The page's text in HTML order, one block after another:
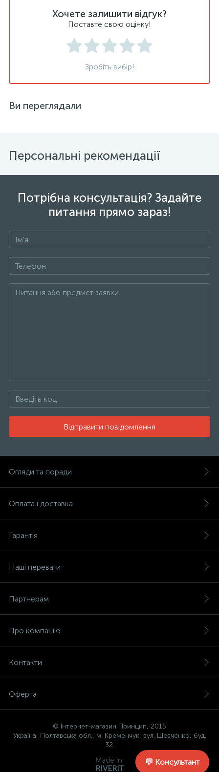
Хочете залишити відгук?
Поставте свою оцінку!
Зробіть вибір!
Ви переглядали
Персональні рекомендації
Потрібна консультація? Задайте
питання прямо зараз!
Відправити повідомлення
Огляди та поради
Оплата і доставка
Гарантія
Наші переваги
Партнерам
Про компанію
Контакти
Оферта
© Інтернет-магазин Принцип, 2015
Україна, Полтавська обл., м. Кременчук, вул. Шевченко, буд.
32.
Made in
RIVERIT
💬 Консультант